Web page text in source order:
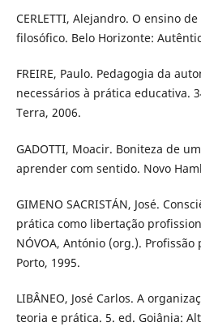
CERLETTI, Alejandro. O ensino
filosófico. Belo Horizonte:
FREIRE, Paulo. Pedagogia da
necessários à prática educativa.
Terra, 2006.
GADOTTI, Moacir. Boniteza de
aprender com sentido. Novo
GIMENO SACRISTÁN, José.
prática como libertação
NÓVOA, António (org.). Profissão
Porto, 1995.
LIBÂNEO, José Carlos. A
teoria e prática. 5. ed. Goiânia: